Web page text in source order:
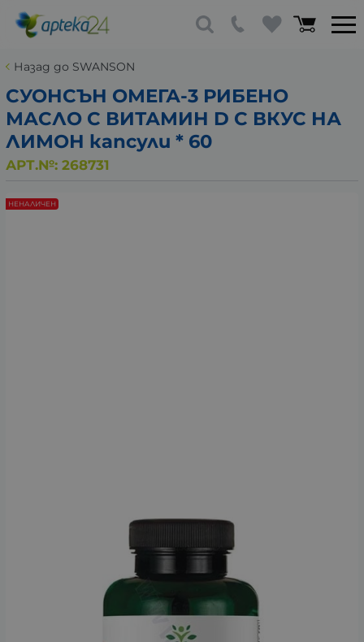
Назад до SWANSON
СУОНСЪН ОМЕГА-3 РИБЕНО
МАСЛО С ВИТАМИН D С ВКУС НА
ЛИМОН капсули * 60
АРТ.№: 268731
НЕНАЛИЧЕН